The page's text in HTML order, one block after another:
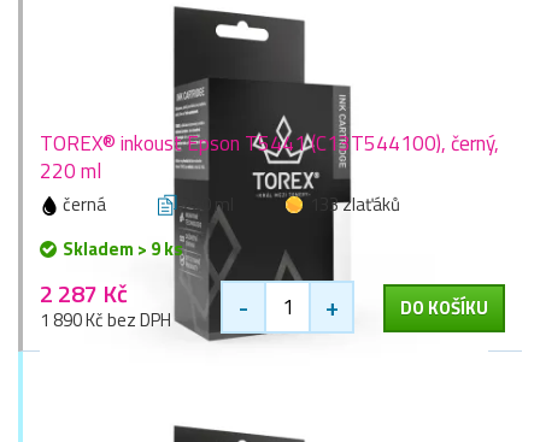
TOREX® inkoust Epson T5441 (C13T544100), černý,
220 ml
černá 220 ml
133 zlaťáků
Skladem > 9 ks
2 287 Kč
1 890 Kč bez DPH - + DO KOŠÍKU